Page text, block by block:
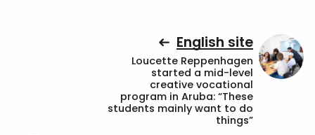
English site
Loucette Reppenhagen
started a mid-level
creative vocational
program in Aruba: “These
students mainly want to do
things”